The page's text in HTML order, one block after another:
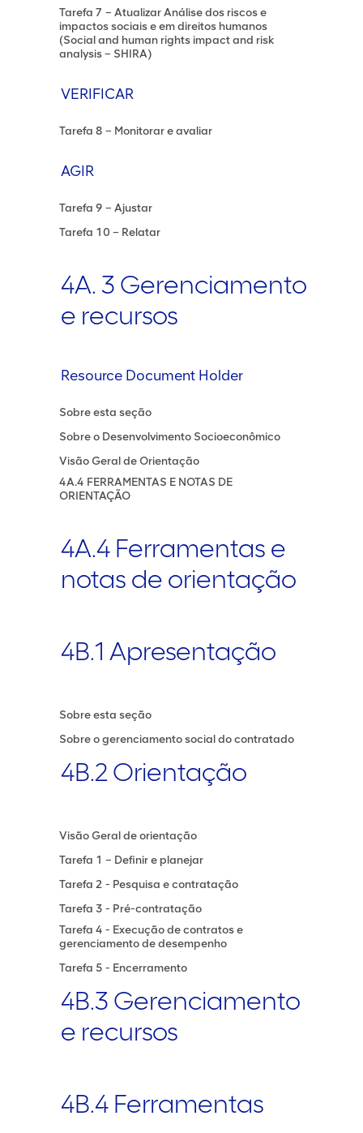
Tarefa 7 – Atualizar Análise dos riscos e
impactos sociais e em direitos humanos
(Social and human rights impact and risk
analysis – SHIRA)
VERIFICAR
Tarefa 8 – Monitorar e avaliar
AGIR
Tarefa 9 – Ajustar
Tarefa 10 – Relatar
4A. 3 Gerenciamento
e recursos
Resource Document Holder
Sobre esta seção
Sobre o Desenvolvimento Socioeconômico
Visão Geral de Orientação
4A.4 FERRAMENTAS E NOTAS DE
ORIENTAÇÃO
4A.4 Ferramentas e
notas de orientação
4B.1 Apresentação
Sobre esta seção
Sobre o gerenciamento social do contratado
4B.2 Orientação
Visão Geral de orientação
Tarefa 1 – Definir e planejar
Tarefa 2 - Pesquisa e contratação
Tarefa 3 - Pré-contratação
Tarefa 4 - Execução de contratos e
gerenciamento de desempenho
Tarefa 5 - Encerramento
4B.3 Gerenciamento
e recursos
4B.4 Ferramentas